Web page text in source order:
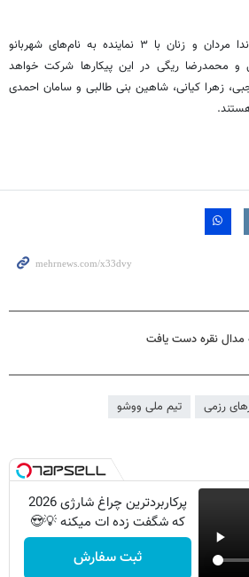
تیم ووشو ایران در بخش ساندا مردان و زنان با ۳ نماینده به نام‌های شهربانو
و محمدرضا ریگی در این پیکارها شرکت خواهد
زهرا کیانی، شاهین بنی طالبی و سامان احمدی
مدال نقره دست یافت
رزمی تیم ملی ووشو
پرکاربردترین چراغ شارژی 2026
که شگفت زده ات میکنه 💡😍
ثبت سفارش